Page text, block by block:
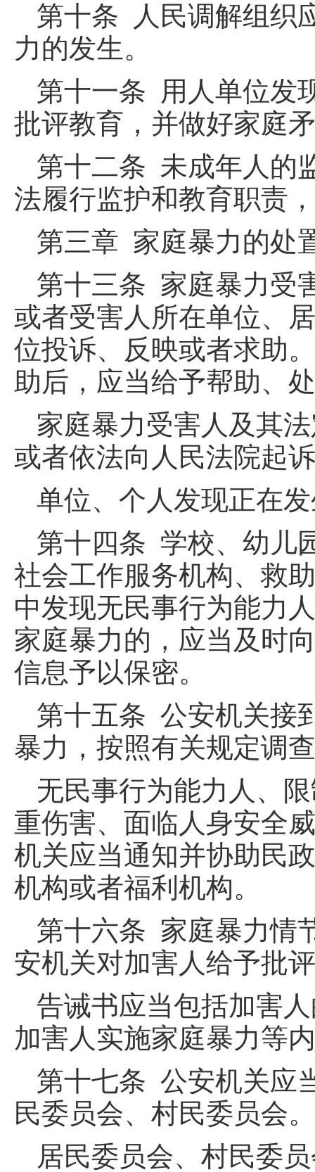
第十条 人民调解组织
力的发生。
第十一条 用人单位发
批评教育，并做好家庭
第十二条 未成年人的
法履行监护和教育职责
第三章 家庭暴力的处
第十三条 家庭暴力受
或者受害人所在单位、
位投诉、反映或者求助
助后，应当给予帮助、
家庭暴力受害人及其
或者依法向人民法院起
单位、个人发现正在
第十四条 学校、幼儿
社会工作服务机构、救
中发现无民事行为能力
家庭暴力的，应当及时
信息予以保密。
第十五条 公安机关接
暴力，按照有关规定调
无民事行为能力人、
重伤害、面临人身安全
机关应当通知并协助民
机构或者福利机构。
第十六条 家庭暴力情
安机关对加害人给予批
告诫书应当包括加害
加害人实施家庭暴力等
第十七条 公安机关应
民委员会、村民委员会。
居民委员会、村民委